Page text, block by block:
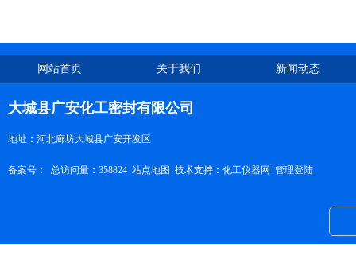
网站首页 关于我们 新闻动态
大城县广安化工密封有限公司
地址：河北廊坊大城县广安开发区
备案号： 总访问量：358824 站点地图 技术支持： 化工仪器网 管理登陆